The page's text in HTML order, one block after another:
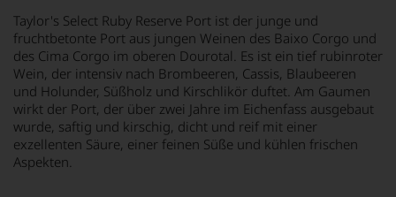
Taylor's Select Ruby Reserve Port ist der junge und
fruchtbetonte Port aus jungen Weinen des Baixo Corgo und
des Cima Corgo im oberen Dourotal. Es ist ein tief rubinroter
Wein, der intensiv nach Brombeeren, Cassis, Blaubeeren
und Holunder, Süßholz und Kirschlikör duftet. Am Gaumen
wirkt der Port, der über zwei Jahre im Eichenfass ausgebaut
wurde, saftig und kirschig, dicht und reif mit einer
exzellenten Säure, einer feinen Süße und kühlen frischen
Aspekten.